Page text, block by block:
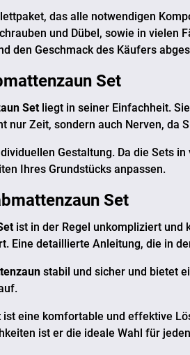
das alle notwendigen
und Dübel, sowie in vielen
den Geschmack des Käufers
Set
Setliegt in seiner Einfachheit.
nur Zeit, sondern auch Nerven,
Gestaltung. Da die Sets
Ihres Grundstücks anpassen.
Set
ist in der Regel unkompliziert und
Eine detaillierte Anleitung, die in
stabil und sicher und bietet
ist eine komfortable und effektive
ist er die ideale Wahl für